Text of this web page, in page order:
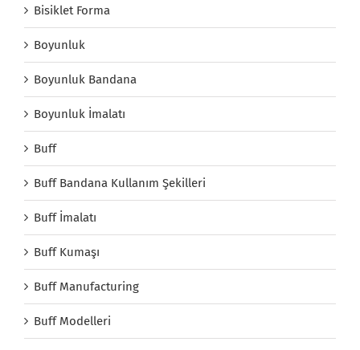
Bisiklet Forma
Boyunluk
Boyunluk Bandana
Boyunluk İmalatı
Buff
Buff Bandana Kullanım Şekilleri
Buff İmalatı
Buff Kumaşı
Buff Manufacturing
Buff Modelleri